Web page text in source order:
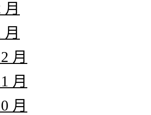
月
月
月